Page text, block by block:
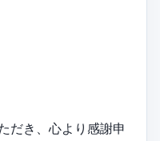
だき、心より感謝申